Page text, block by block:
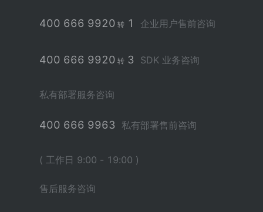
400 666 9920 转1 企业用户售前咨询
400 666 9920 转3 SDK 业务咨询
私有部署服务咨询
400 666 9963 私有部署售前咨询
( 工作日 9:00 - 19:00 )
售后服务咨询